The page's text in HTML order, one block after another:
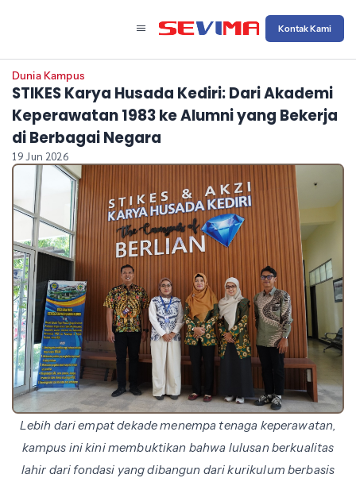
Kontak Kami
Dunia Kampus
STIKES Karya Husada Kediri: Dari Akademi
Keperawatan 1983 ke Alumni yang Bekerja
di Berbagai Negara
19 Jun 2026
Lebih dari empat dekade menempa tenaga keperawatan,
kampus ini kini membuktikan bahwa lulusan berkualitas
lahir dari fondasi yang dibangun dari kurikulum berbasis